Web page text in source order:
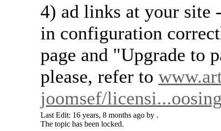
4) ad links at your site
in configuration
page and "Upgrade to
please, refer to
joomsef/
Last Edit: 16 years, 8 months ago by .
The topic has been locked.